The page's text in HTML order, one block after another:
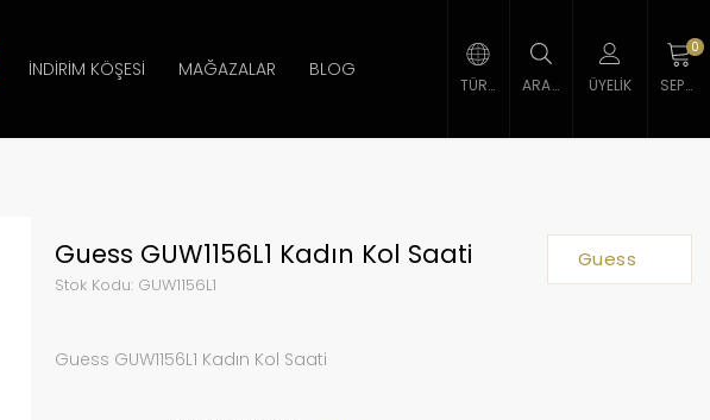
İNDIRIM KÖŞESI MAĞAZALAR BLOG
ÜYELIK
0
Guess
Guess GUW1156L1 Kadın Kol Saati
Stok Kodu: GUW1156L1
Guess GUW1156L1 Kadın Kol Saati